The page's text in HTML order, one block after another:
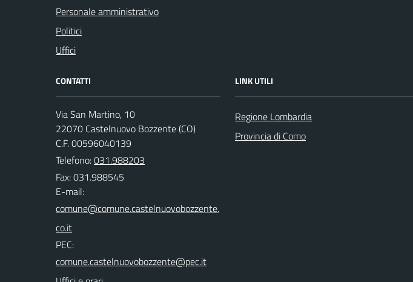
Personale amministrativo
Politici
Uffici
CONTATTI
Via San Martino, 10
22070 Castelnuovo Bozzente (CO)
C.F. 00596040139
Telefono:031.988203
Fax: 031.988545
E-mail:
PEC:
LINK UTILI
Regione Lombardia
Provincia di Como